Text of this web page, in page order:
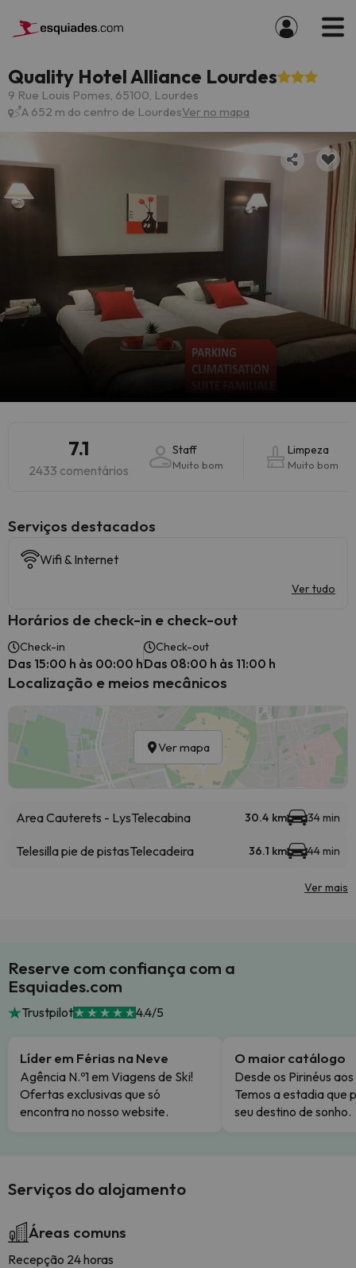
Quality Hotel Alliance Lourdes
9 Rue Louis Pomes, 65100, Lourdes
A 652 m do centro de LourdesVer no mapa
7.1
2433 comentários
Staff
Muito bom
Limpeza
Muito bom
Serviços destacados
Wifi & Internet
Ver tudo
Horários de check-in e check-out
Check-in
Das 15:00 h às 00:00 h
Check-out
Das 08:00 h às 11:00 h
Localização e meios mecânicos
Ver mapa
Area Cauterets - LysTelecabina 30.4 km 34 min
Telesilla pie de pistasTelecadeira 36.1 km 44 min
Ver mais
Reserve com confiança com a
Esquiades.com
Trustpilot 4.4/5
Líder em Férias na Neve
Agência N.º1 em Viagens de Ski!
Ofertas exclusivas que só
encontra no nosso website.
O maior catálogo
Desde os Pirinéus
Temos a estadia que
seu destino de sonho.
Serviços do alojamento
Áreas comuns
Recepção 24 horas